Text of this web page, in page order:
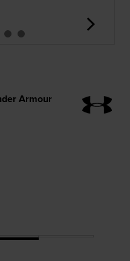
Armour